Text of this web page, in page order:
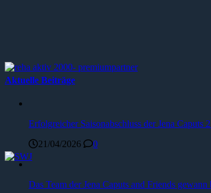
Aktuelle Beiträge
Erfolgreicher Saisonabschluss der Jena Caputs
21/04/2026
0
Das Team der Jena Caputs and Friends